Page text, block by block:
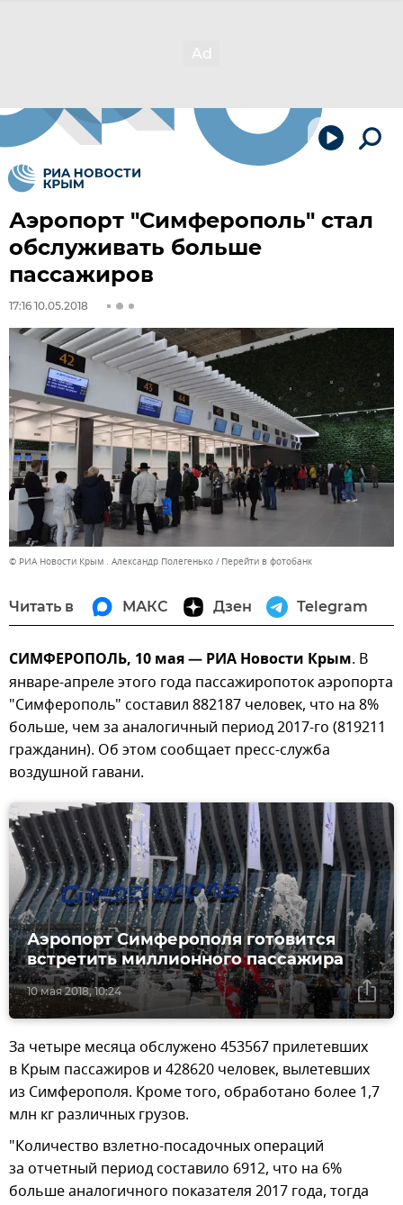
Аэропорт "Симферополь" стал
обслуживать больше
пассажиров
17:16 10.05.2018
© РИА Новости Крым . Александр Полегенько Перейти в фотобанк
Читать в МАКС Дзен Telegram
СИМФЕРОПОЛЬ, 10 мая — РИА Новости Крым. В
январе-апреле этого года пассажиропоток аэропорта
"Симферополь" составил 882187 человек, что на 8%
больше, чем за аналогичный период 2017-го (819211
гражданин). Об этом сообщает пресс-служба
воздушной гавани.
10 мая 2018, 10:24
Аэропорт Симферополя готовится
встретить миллионного пассажира
За четыре месяца обслужено 453567 прилетевших
в Крым пассажиров и 428620 человек, вылетевших
из Симферополя. Кроме того, обработано более 1,7
млн кг различных грузов.
"Количество взлетно-посадочных операций
за отчетный период составило 6912, что на 6%
больше аналогичного показателя 2017 года, тогда